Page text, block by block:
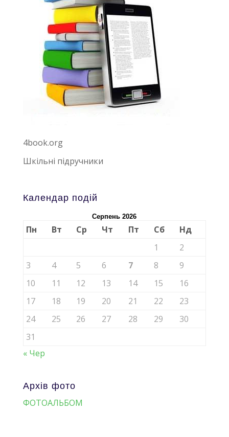
4book.org
Шкільні підручники
Календар подій
Серпень 2026
Пн Вт Ср Чт Пт Сб
Нд
1
2
3
4 5 6 7 8
9
10
11 12 13 14 15
16
17
18 19 20 21 22
23
24
25 26 27 28 29
30
31
« Чер
Архів фото
ФОТОАЛЬБОМ